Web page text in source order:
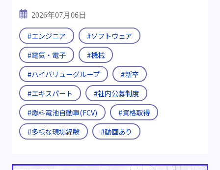
#半導体製造装置 #CASE #医療機器
#ビッグデータ #海外出張
#メーカーから転職 #チームワーク
＃ITエンジニア #資格取得 #多様な現場経験
#D＆I #その後を追う #ワークライフバランス
動画:
2026年07月06日
#エンジニア
#ソフトウェア
#電気・電子
#機械
#ハイバリューグループ
#新卒
#エキスパート
#社内公募制度
#燃料電池自動車(FCV)
#資格取得
#多様な現場経験
#動画あり